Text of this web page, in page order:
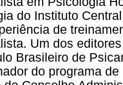
do Instituto
de
Um dos
Brasileiro de
do programa